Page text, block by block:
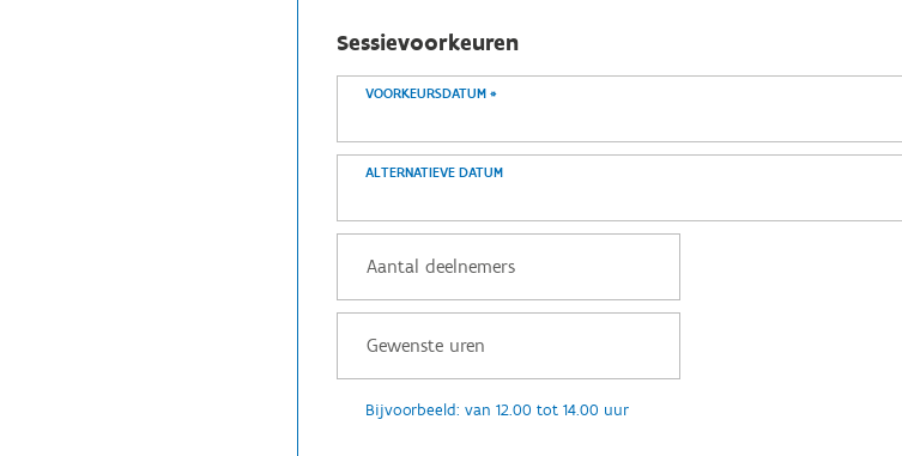
Sessievoorkeuren
VOORKEURSDATUM *
ALTERNATIEVE DATUM
Bijvoorbeeld: van 12.00 tot 14.00 uur